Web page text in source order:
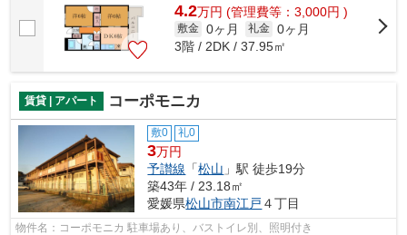
4.2万円 (管理費等：3,000円 )
敷金 0ヶ月 礼金 0ヶ月
3階 / 2DK / 37.95㎡
賃貸 | アパート コーポモニカ
敷0 礼0
3万円
予讃線 「松山 」駅 徒歩19分
築43年 / 23.18㎡
愛媛県松山市南江戸 ４丁目
物件名：コーポモニカ 駐車場あり、バストイレ別、照明付き